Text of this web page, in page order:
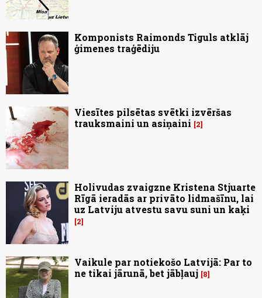
Komponists Raimonds Tiguls atklāj
ģimenes traģēdiju
Viesītes pilsētas svētki izvēršas
trauksmaini un asiņaini
2
Holivudas zvaigzne Kristena Stjuarte
Rīgā ieradās ar privāto lidmašīnu, lai
uz Latviju atvestu savu suni un kaķi
2
Vaikule par notiekošo Latvijā: Par to
ne tikai jārunā, bet jābļauj 8